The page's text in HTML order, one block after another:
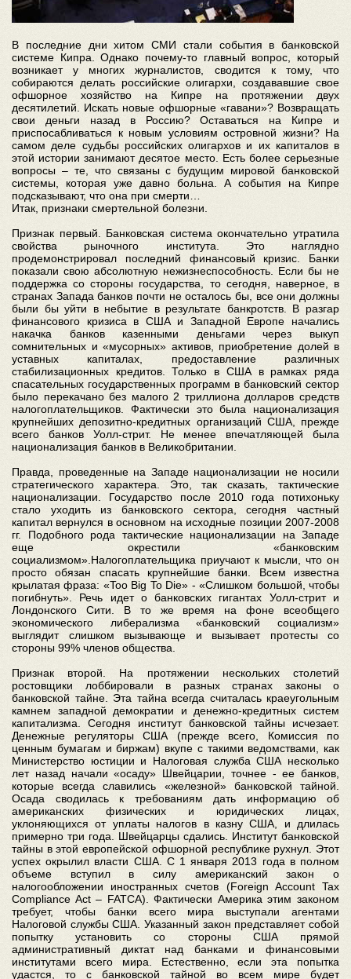
В последние дни хитом СМИ стали события в банковской
системе Кипра. Однако почему-то главный вопрос, который
возникает у многих журналистов, сводится к тому, что
собираются делать российские олигархи, создававшие свое
офшорное хозяйство на Кипре на протяжении двух
десятилетий. Искать новые офшорные «гавани»? Возвращать
свои деньги назад в Россию? Оставаться на Кипре и
приспосабливаться к новым условиям островной жизни? На
самом деле судьбы российских олигархов и их капиталов в
этой истории занимают десятое место. Есть более серьезные
вопросы – те, что связаны с будущим мировой банковской
системы, которая уже давно больна. А события на Кипре
подсказывают, что она при смерти…
Итак, признаки смертельной болезни.
Признак первый. Банковская система окончательно утратила
свойства рыночного института. Это наглядно
продемонстрировал последний финансовый кризис. Банки
показали свою абсолютную нежизнеспособность. Если бы не
поддержка со стороны государства, то сегодня, наверное, в
странах Запада банков почти не осталось бы, все они должны
были бы уйти в небытие в результате банкротств. В разгар
финансового кризиса в США и Западной Европе начались
накачка банков казенными деньгами через выкуп
сомнительных и «мусорных» активов, приобретение долей в
уставных капиталах, предоставление различных
стабилизационных кредитов. Только в США в рамках ряда
спасательных государственных программ в банковский сектор
было перекачано без малого 2 триллиона долларов средств
налогоплательщиков. Фактически это была национализация
крупнейших депозитно-кредитных организаций США, прежде
всего банков Уолл-стрит. Не менее впечатляющей была
национализация банков в Великобритании.
Правда, проведенные на Западе национализации не носили
стратегического характера. Это, так сказать, тактические
национализации. Государство после 2010 года потихоньку
стало уходить из банковского сектора, сегодня частный
капитал вернулся в основном на исходные позиции 2007-2008
гг. Подобного рода тактические национализации на Западе
еще окрестили «банковским
социализмом».Налогоплательщика приучают к мысли, что он
просто обязан спасать крупнейшие банки. Всем известна
крылатая фраза: «Too Big To Die» - «Слишком большой, чтобы
погибнуть». Речь идет о банковских гигантах Уолл-стрит и
Лондонского Сити. В то же время на фоне всеобщего
экономического либерализма «банковский социализм»
выглядит слишком вызывающе и вызывает протесты со
стороны 99% членов общества.
Признак второй. На протяжении нескольких столетий
ростовщики лоббировали в разных странах законы о
банковской тайне. Эта тайна всегда считалась краеугольным
камнем западной демократии и денежно-кредитных систем
капитализма. Сегодня институт банковской тайны исчезает.
Денежные регуляторы США (прежде всего, Комиссия по
ценным бумагам и биржам) вкупе с такими ведомствами, как
Министерство юстиции и Налоговая служба США несколько
лет назад начали «осаду» Швейцарии, точнее - ее банков,
которые всегда славились «железной» банковской тайной.
Осада сводилась к требованиям дать информацию об
американских физических и юридических лицах,
уклоняющихся от уплаты налогов в казну США, и длилась
примерно три года. Швейцарцы сдались. Институт банковской
тайны в этой европейской офшорной республике рухнул. Этот
успех окрылил власти США. С 1 января 2013 года в полном
объеме вступил в силу американский закон о
налогообложении иностранных счетов (Foreign Account Tax
Compliance Act – FATCA). Фактически Америка этим законом
требует, чтобы банки всего мира выступали агентами
Налоговой службы США. Указанный закон представляет собой
попытку установить со стороны США прямой
административный диктат над банками и финансовыми
институтами всего мира. Естественно, если эта попытка
удастся, то с банковской тайной во всем мире будет